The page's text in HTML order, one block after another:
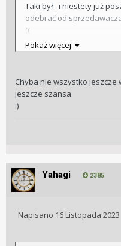
Taki był - i niestety już
odebrać od
((
Cena do przeskoczenia
ktoś, kto doceni...
Pokaż więcej
Chyba nie wszystko jeszcze
jeszcze szansa
:)
Yahagi 2385
Napisano 16 Listopada 2023